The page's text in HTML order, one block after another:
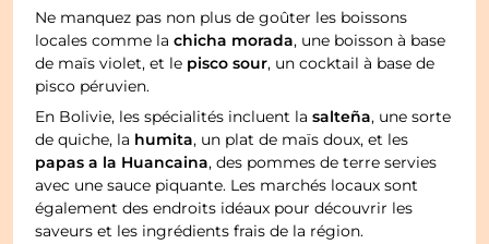
Ne manquez pas non plus de goûter les boissons
locales comme lachicha morada, une boisson à base
de maïs violet, et le pisco sour, un cocktail à base de
pisco péruvien.
En Bolivie, les spécialités incluent lasalteña, une sorte
de quiche, la humita, un plat de maïs doux, et les
papas a la Huancaina, des pommes de terre servies
avec une sauce piquante. Les marchés locaux sont
également des endroits idéaux pour découvrir les
saveurs et les ingrédients frais de la région.